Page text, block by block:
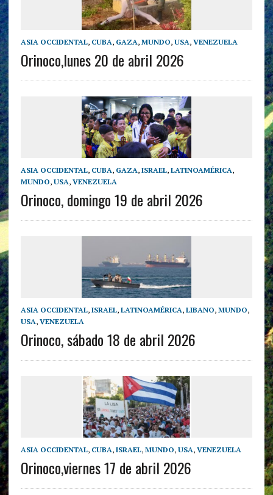
ASIA OCCIDENTAL, CUBA, GAZA, MUNDO, USA, VENEZUELA
Orinoco,lunes 20 de abril 2026
ASIA OCCIDENTAL, CUBA, GAZA, ISRAEL, LATINOAMÉRICA,
MUNDO, USA, VENEZUELA
Orinoco, domingo 19 de abril 2026
ASIA OCCIDENTAL, ISRAEL, LATINOAMÉRICA, LIBANO, MUNDO,
USA, VENEZUELA
Orinoco, sábado 18 de abril 2026
ASIA OCCIDENTAL, CUBA, ISRAEL, MUNDO, USA, VENEZUELA
Orinoco,viernes 17 de abril 2026